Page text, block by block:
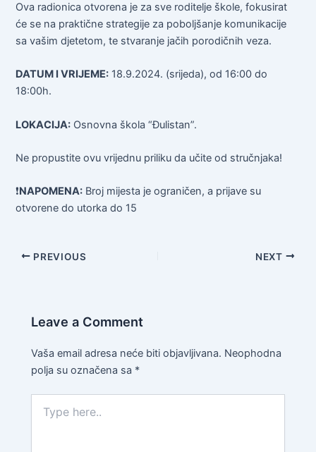
Ova radionica otvorena je za sve roditelje škole, fokusirat
će se na praktične strategije za poboljšanje komunikacije
sa vašim djetetom, te stvaranje jačih porodičnih veza.
DATUM I VRIJEME: 18.9.2024. (srijeda), od 16:00 do
18:00h.
LOKACIJA: Osnovna škola “Đulistan”.
Ne propustite ovu vrijednu priliku da učite od stručnjaka!
❗️NAPOMENA: Broj mijesta je ograničen, a prijave su
otvorene do utorka do 15
PREVIOUS NEXT
Leave a Comment
Vaša email adresa neće biti objavljivana. Neophodna
polja su označena sa *
here..